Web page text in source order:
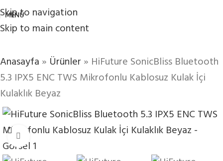
Skip to navigation
Skip to main content
MENÜ
Anasayfa » Ürünler » HiFuture SonicBliss Bluetooth
5.3 IPX5 ENC TWS Mikrofonlu Kablosuz Kulak İçi
Kulaklık Beyaz
Büyütmek için tıklayın